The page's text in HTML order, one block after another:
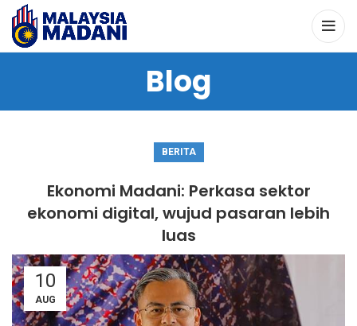
Blog
BERITA
Ekonomi Madani: Perkasa sektor
ekonomi digital, wujud pasaran lebih
luas
10
AUG